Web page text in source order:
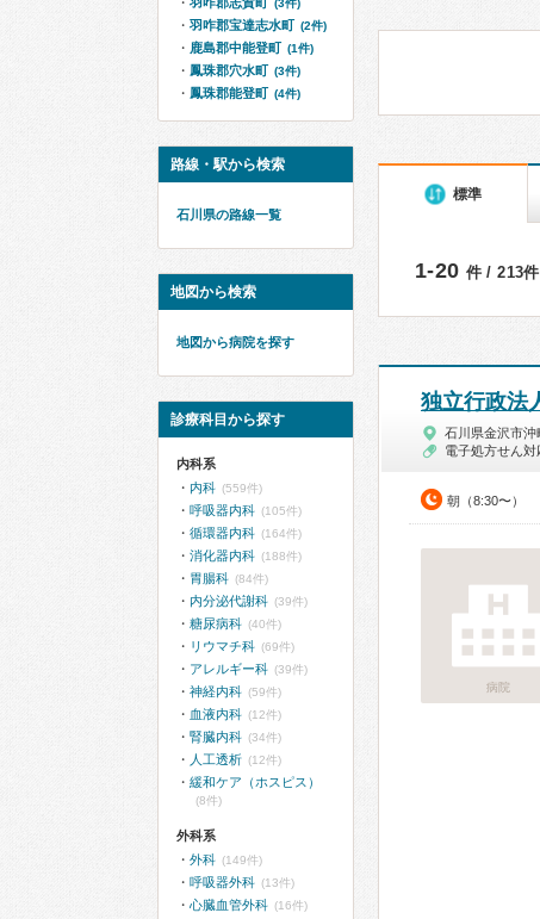
標準
1-20 件 / 213
独立行政法
石川県金沢市沖
電子処方せん対
朝（8:30〜）
病院
(3件)
羽咋郡宝達志水町 (2件)
鹿島郡中能登町 (1件)
鳳珠郡穴水町 (3件)
鳳珠郡能登町 (4件)
路線・駅から検索
石川県の路線一覧
地図から検索
地図から病院を探す
診療科目から探す
内科系
内科 (559件)
呼吸器内科 (105件)
循環器内科 (164件)
消化器内科 (188件)
胃腸科 (84件)
内分泌代謝科 (39件)
糖尿病科 (40件)
リウマチ科 (69件)
アレルギー科 (39件)
神経内科 (59件)
血液内科 (12件)
腎臓内科 (34件)
人工透析 (12件)
緩和ケア（ホスピス）
(8件)
外科系
外科 (149件)
呼吸器外科 (13件)
心臓血管外科 (16件)